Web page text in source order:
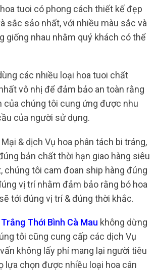
tuoi có phong cách thiết kế đẹp
sắc sảo nhất, với nhiều màu sắc và
giống nhau nhằm quý khách có thể
các nhiều loại hoa tuoi chất
vô nhị để đảm bảo an toàn rằng
của chúng tôi cung ứng được nhu
của người sử dụng.
& dịch Vụ hoa phân tách bi tráng,
bản chất thời hạn giao hàng siêu
chúng tôi cam đoan ship hàng đúng
vị trí nhằm đảm bảo rằng bó hoa
tới đúng vị trí & đúng thời khắc.
Thới Bình Cà Mau không dừng
tôi cũng cung cấp các dịch Vụ
không lấy phí mang lại người tiêu
lựa chọn được nhiều loại hoa cân